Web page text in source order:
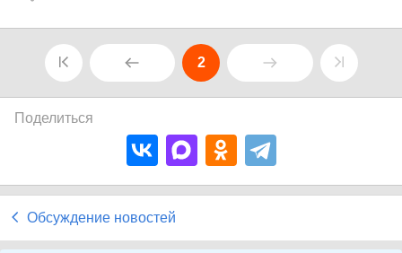
2
Поделиться
Обсуждение новостей